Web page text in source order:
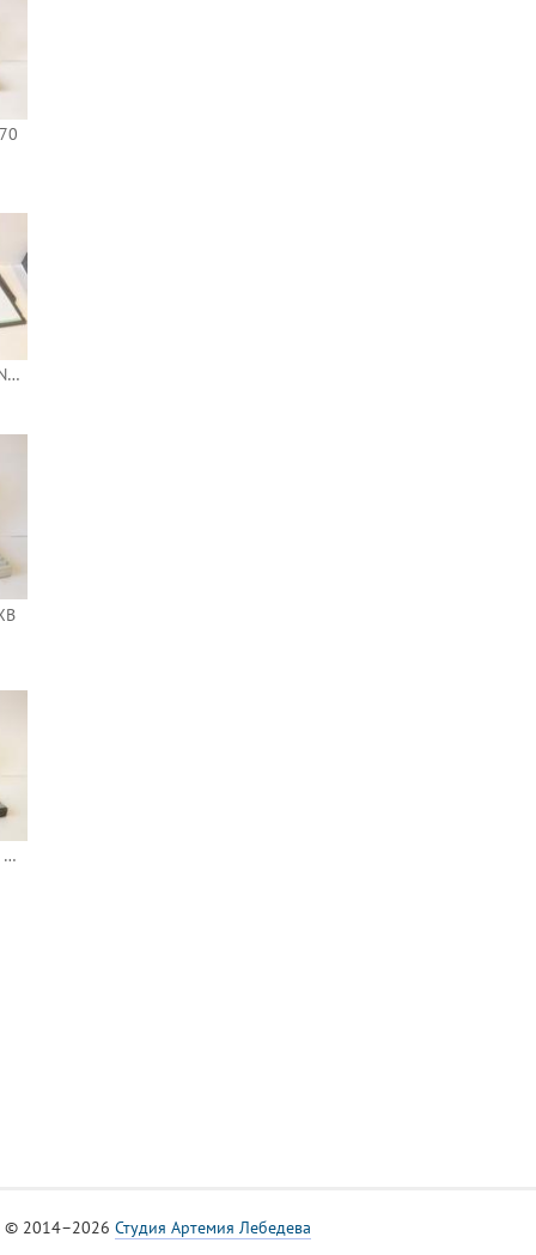
IBM ThinkPad TransNote
Notebook Computer 486SLC
© 2014–2026Студия Артемия Лебедева